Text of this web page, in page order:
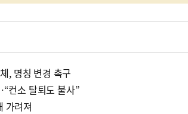
, 명칭 변경 촉구
컨소 탈퇴도 불사”
가려져